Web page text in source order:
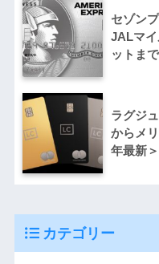
セゾン
JALマイ
ットま
ラグジ
からメ
年最新＞
カテゴリー